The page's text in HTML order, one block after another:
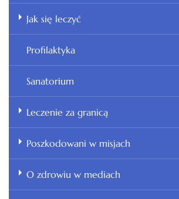
Jak się leczyć
Profilaktyka
Sanatorium
Leczenie za granicą
Poszkodowani w misjach
O zdrowiu w mediach